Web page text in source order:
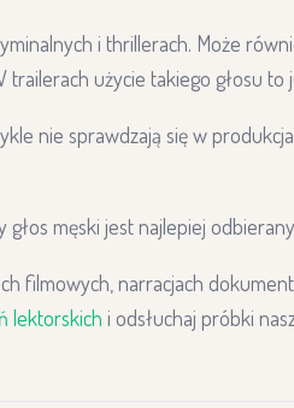
i thrillerach. Może
trailerach użycie takiego głosu
nie sprawdzają się w
męski jest najlepiej
filmowych, narracjach
lektorskich i odsłuchaj próbki